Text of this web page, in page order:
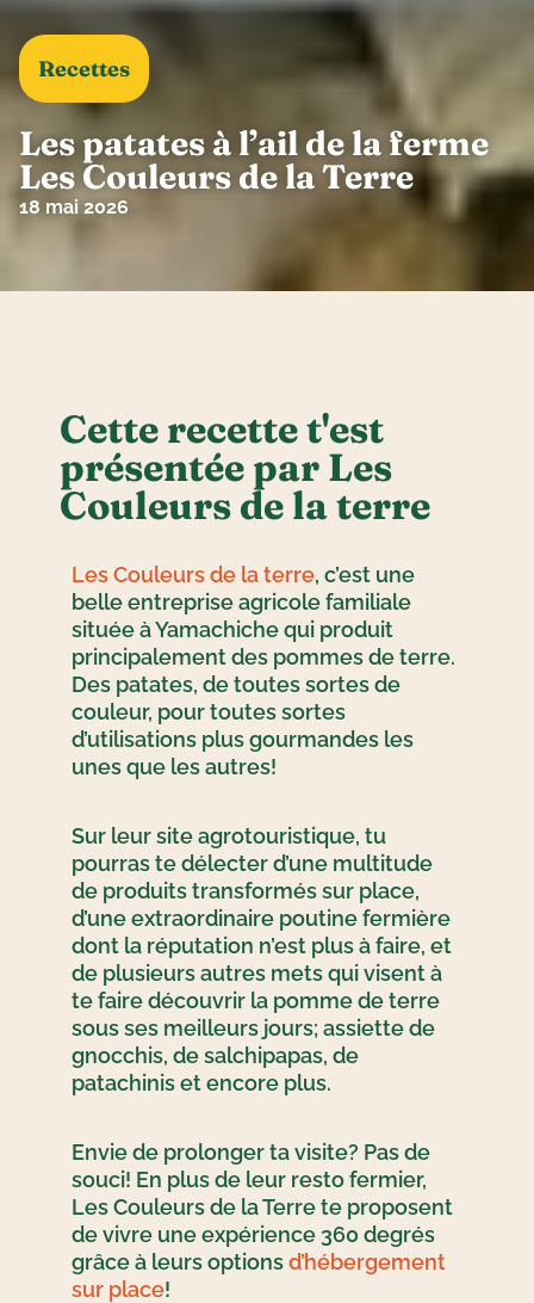
Recettes
Les patates à l’ail de la ferme
Les Couleurs de la Terre
18 mai 2026
Cette recette t'est
présentée par Les
Couleurs de la terre
Les Couleurs de la terre, c’est une
belle entreprise agricole familiale
située à Yamachiche qui produit
principalement des pommes de terre.
Des patates, de toutes sortes de
couleur, pour toutes sortes
d’utilisations plus gourmandes les
unes que les autres!
Sur leur site agrotouristique, tu
pourras te délecter d’une multitude
de produits transformés sur place,
d’une extraordinaire poutine fermière
dont la réputation n’est plus à faire, et
de plusieurs autres mets qui visent à
te faire découvrir la pomme de terre
sous ses meilleurs jours; assiette de
gnocchis, de salchipapas, de
patachinis et encore plus.
Envie de prolonger ta visite? Pas de
souci! En plus de leur resto fermier,
Les Couleurs de la Terre te proposent
de vivre une expérience 360 degrés
grâce à leurs optionsd’hébergement
sur place!